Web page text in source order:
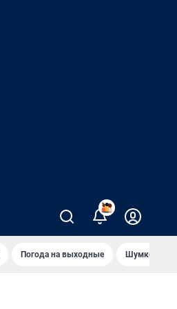
2
Погода на выходные Шумков в